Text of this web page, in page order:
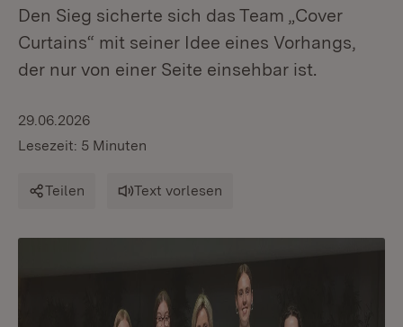
Den Sieg sicherte sich das Team „Cover
Curtains“ mit seiner Idee eines Vorhangs,
der nur von einer Seite einsehbar ist.
29.06.2026
Lesezeit: 5 Minuten
Teilen Text vorlesen